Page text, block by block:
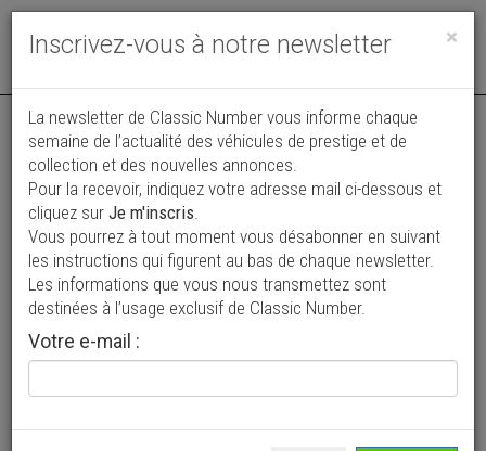
Toggle
Vos annonces vues par
plus de 4 millions de collectionneurs
Ajouter une annonce
> Rechercher un véhicule
×
Inscrivez-vous à notre newsletter
La newsletter de Classic Number vous informe chaque
semaine de l’actualité des véhicules de prestige et de
collection et des nouvelles annonces.
Pour la recevoir, indiquez votre adresse mail ci-dessous et
cliquez sur Je m'inscris.
Vous pourrez à tout moment vous désabonner en suivant
les instructions qui figurent au bas de chaque newsletter.
Les informations que vous nous transmettez sont
destinées à l’usage exclusif de Classic Number.
Votre e-mail :